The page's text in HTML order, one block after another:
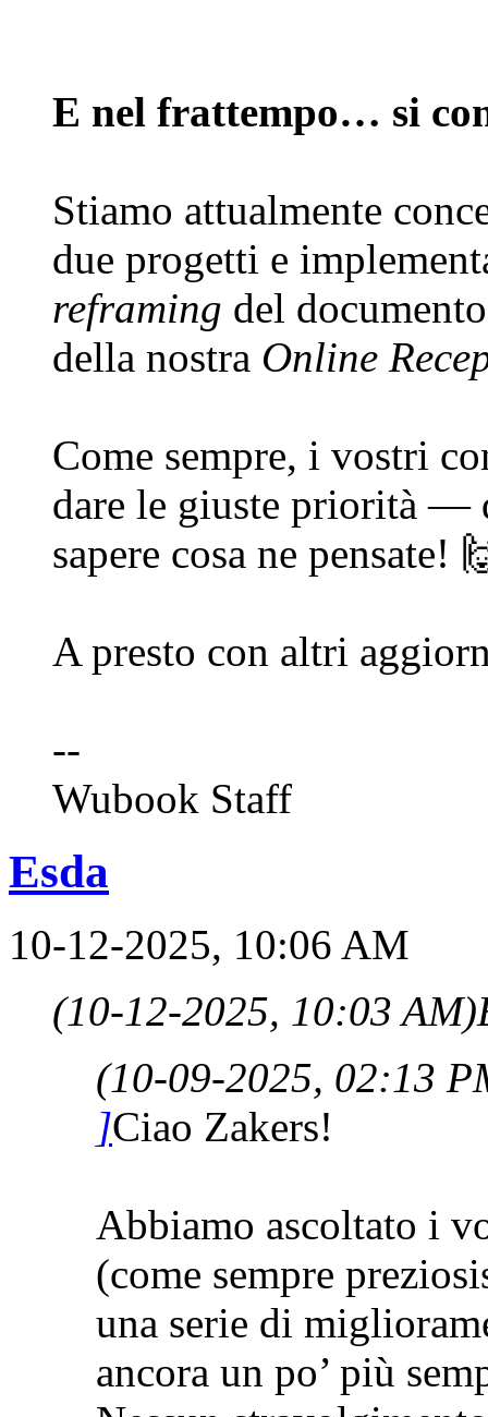
E nel frattempo… si
Stiamo attualmente
due progetti e
reframing del
della nostra Online
Come sempre, i vostri
dare le giuste priorità —
sapere cosa ne pensate!
A presto con altri
--
Wubook Staff
Esda
10-12-2025, 10:06 AM
(10-12-2025, 10:03 AM)
(10-09-2025, 02:13
]Ciao Zakers!
Abbiamo ascoltato i
(come sempre
una serie di
ancora un po’ più